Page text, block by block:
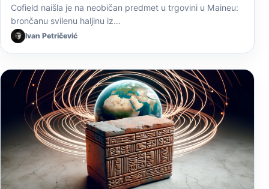
Cofield naišla je na neobičan predmet u trgovini u Maineu:
brončanu svilenu haljinu iz…
Ivan Petričević